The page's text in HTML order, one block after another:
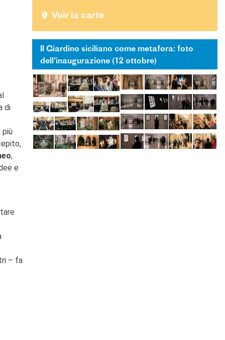
di
più
,
e
– fa
Voir la carte
Il Giardino siciliano come metafora: foto
dell'inaugurazione (12 ottobre)